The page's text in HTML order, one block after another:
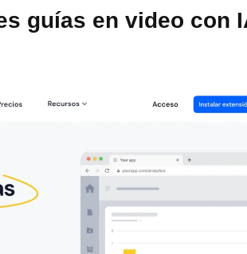
guías en video con